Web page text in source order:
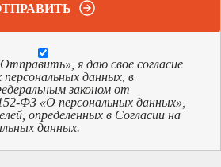
я даю свое согласие
данных, в
законом от
ФЗ «О персональных данных»,
определенных в Согласии на
данных.